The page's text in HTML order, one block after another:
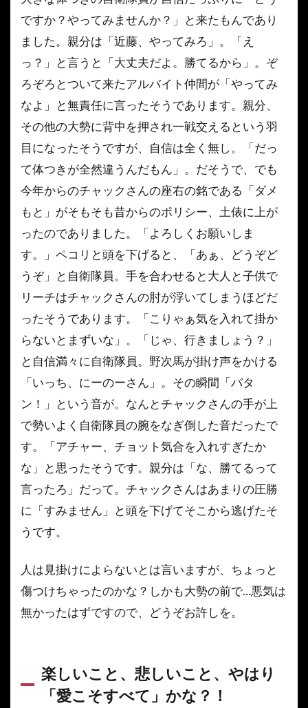
ですか？やってみませんか？」と来たもんであり
ました。親分は「近藤、やってみろ」。「え
っ？」と言うと「大丈夫だよ。勝てるから」。ぞ
ろぞろとついて来たアルバイト仲間が「やってみ
なよ」と無責任に言ったそうであります。親分、
その他の大勢に背中を押され一戦交えるという羽
目になったそうですが、自信は全く無し。「だっ
て体つきが全然違うんだもん」。だそうで、でも
今年からのチャックさんの座右の銘である「ダメ
もと」がそもそも昔からのポリシー、土俵に上が
ったのでありました。「よろしくお願いしま
す。」ペコリと頭を下げると、「あぁ、どうぞど
うぞ」と自衛隊員。手を合わせると大人と子供で
リーチはチャックさんの肘が浮いてしまうほどだ
ったそうであります。「こりゃぁ気を入れて掛か
らないとまずいな」。「じゃ、行きましょう？」
と自信満々に自衛隊員。野次馬が掛け声をかける
「いっち、にーのーさん」。その瞬間「バタ
ン！」という音が。なんとチャックさんの手が上
で勢いよく自衛隊員の腕をなぎ倒した音だったで
す。「アチャー、チョット気合を入れすぎたか
な」と思ったそうです。親分は「な、勝てるって
言ったろ」だって。チャックさんはあまりの圧勝
に「すみません」と頭を下げてそこから逃げたそ
うです。
人は見掛けによらないとは言いますが、ちょっと
傷つけちゃったのかな？しかも大勢の前で…悪気は
無かったはずですので、どうぞお許しを。
楽しいこと、悲しいこと、やはり
「愛こそすべて」かな？！